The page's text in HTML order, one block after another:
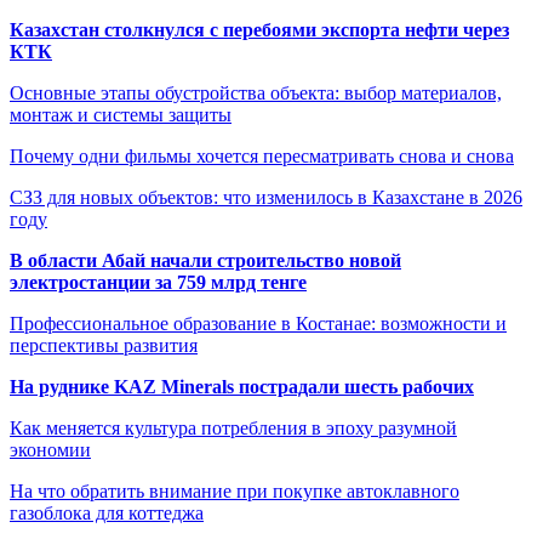
Казахстан столкнулся с перебоями экспорта нефти через
КТК
Основные этапы обустройства объекта: выбор материалов,
монтаж и системы защиты
Почему одни фильмы хочется пересматривать снова и снова
СЗЗ для новых объектов: что изменилось в Казахстане в 2026
году
В области Абай начали строительство новой
электростанции за 759 млрд тенге
Профессиональное образование в Костанае: возможности и
перспективы развития
На руднике KAZ Minerals пострадали шесть рабочих
Как меняется культура потребления в эпоху разумной
экономии
На что обратить внимание при покупке автоклавного
газоблока для коттеджа